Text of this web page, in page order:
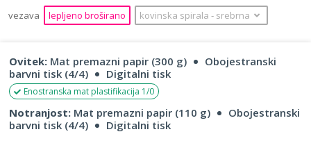
vezava
lepljeno broširano kovinska spirala ‐ srebrna
Ovitek: Mat premazni papir (300 g)
Obojestranski
barvni tisk (4/4)
Digitalni tisk
Enostranska mat plastifikacija 1/0
Notranjost: Mat premazni papir (110 g)
Obojestranski
barvni tisk (4/4)
Digitalni tisk